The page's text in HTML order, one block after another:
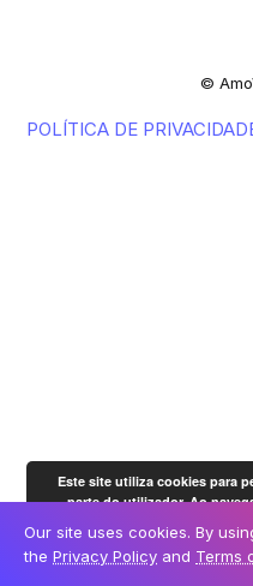
©
POLÍTICA DE
Our site uses cookies. By
the Privacy Policy and Terms
Este site utiliza cookies para
parte do utilizador. Ao
utilização.Mais